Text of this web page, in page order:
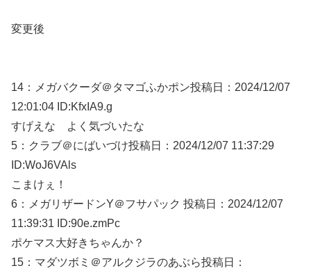
変更後
14： メガバクーダ＠タマゴふかポン投稿日：2024/12/07
12:01:04 ID:KfxIA9.g
すげえな よく気づいたな
5： クラブ＠にばいづけ投稿日：2024/12/07 11:37:29
ID:WoJ6VAls
こまけぇ！
6：
メガリザードンY＠フサパック 投稿日：2024/12/07
11:39:31 ID:90e.zmPc
ポケマス大好きちゃんか？
15： マダツボミ＠アルクジラのあぶら投稿日：